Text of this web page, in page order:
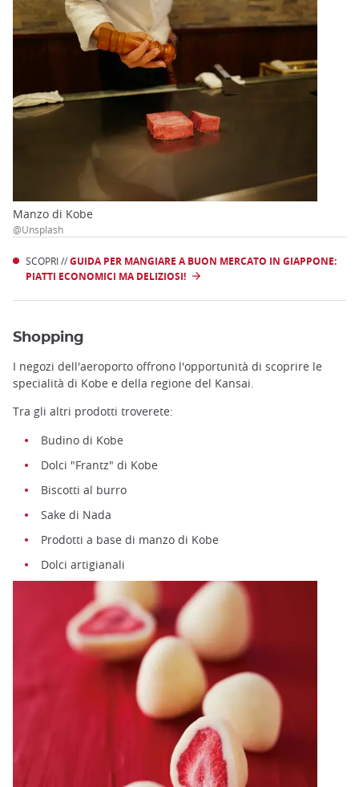
Manzo di Kobe
@Unsplash
SCOPRI //GUIDA PER MANGIARE A BUON MERCATO IN GIAPPONE:
PIATTI ECONOMICI MA DELIZIOSI!
Shopping
I negozi dell'aeroporto offrono l'opportunità di scoprire le
specialità di Kobe e della regione del Kansai.
Tra gli altri prodotti troverete:
Budino di Kobe
Dolci "Frantz" di Kobe
Biscotti al burro
Sake di Nada
Prodotti a base di manzo di Kobe
Dolci artigianali